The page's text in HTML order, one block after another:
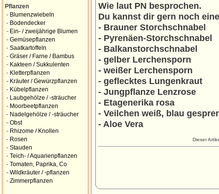
Pflanzen
- Blumenzwiebeln
- Bodendecker
- Ein- / zweijährige Blumen
- Gemüsepflanzen
- Saatkartoffeln
- Gräser / Farne / Bambus
- Kakteen / Sukkulenten
- Kletterpflanzen
- Kräuter / Gewürzpflanzen
- Kübelpflanzen
-
Laubgehölze / -sträucher
- Moorbeetpflanzen
- Nadelgehölze / -sträucher
- Obst
- Rhizome / Knollen
- Rosen
- Stauden
- Teich- / Aquarienpflanzen
- Tomaten, Paprika, Co
- Wildkräuter / -pflanzen
- Zimmerpflanzen
Wie laut PN besprochen.
Du kannst dir gern noch
- Brauner Storchschnabel
- Pyrenäen-Storchschnabel
- Balkanstorchschnabel
- gelber Lerchensporn
- weißer Lerchensporn
- geflecktes Lungenkraut
- Jungpflanze Lenzrose
- Etagenerika rosa
- Veilchen weiß, blau
- Aloe Vera
Dieser